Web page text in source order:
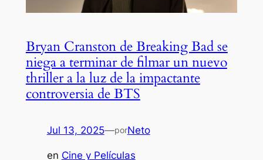
Bryan Cranston de Breaking Bad se
niega a terminar de filmar un nuevo
thriller a la luz de la impactante
controversia de BTS
Jul 13, 2025—porNeto
en Cine y Películas